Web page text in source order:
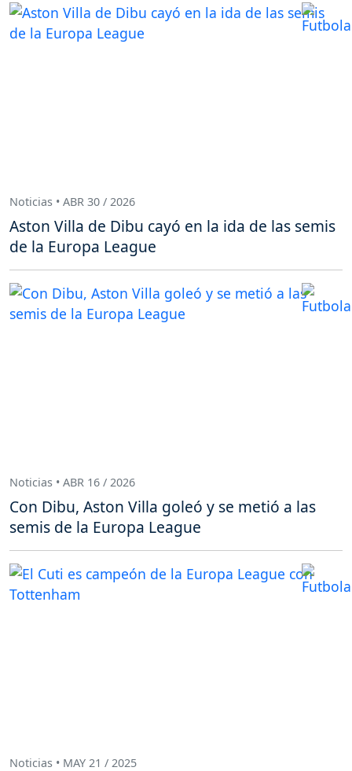
Noticias • ABR 30 / 2026
Aston Villa de Dibu cayó en la ida de las semis
de la Europa League
Noticias • ABR 16 / 2026
Con Dibu, Aston Villa goleó y se metió a las
semis de la Europa League
Noticias • MAY 21 / 2025